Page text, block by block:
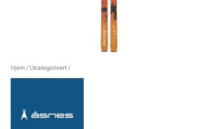
Hjem / Ukategorisert /